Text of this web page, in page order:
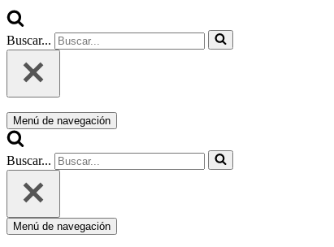
Buscar...
Menú de navegación
Buscar...
Menú de navegación